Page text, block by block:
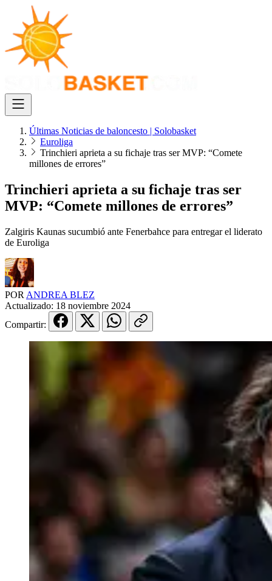
Últimas Noticias de baloncesto | Solobasket
Euroliga
Trinchieri aprieta a su fichaje tras ser MVP: “Comete
millones de errores”
Trinchieri aprieta a su fichaje tras ser
MVP: “Comete millones de errores”
Zalgiris Kaunas sucumbió ante Fenerbahce para entregar el liderato
de Euroliga
POR ANDREA BLEZ
Actualizado: 18 noviembre 2024
Compartir: